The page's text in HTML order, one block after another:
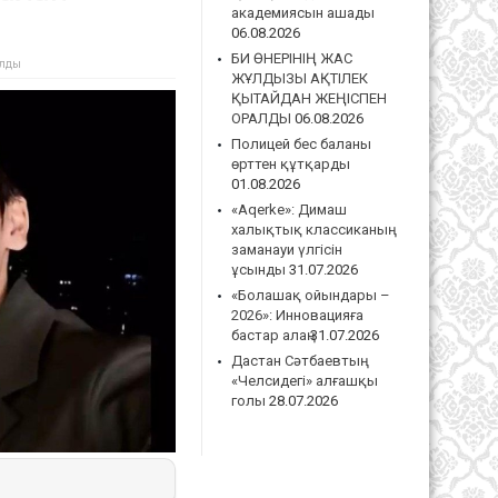
академиясын ашады
06.08.2026
БИ ӨНЕРІНІҢ ЖАС
ЖҰЛДЫЗЫ АҚТІЛЕК
ҚЫТАЙДАН ЖЕҢІСПЕН
ОРАЛДЫ 06.08.2026
Полицей бес баланы
өрттен құтқарды
01.08.2026
«Aqerke»: Димаш
халықтық классиканың
заманауи үлгісін
ұсынды 31.07.2026
«Болашақ ойындары –
2026»: Инновацияға
бастар алаң 31.07.2026
Дастан Сәтбаевтың
«Челсидегі» алғашқы
голы 28.07.2026